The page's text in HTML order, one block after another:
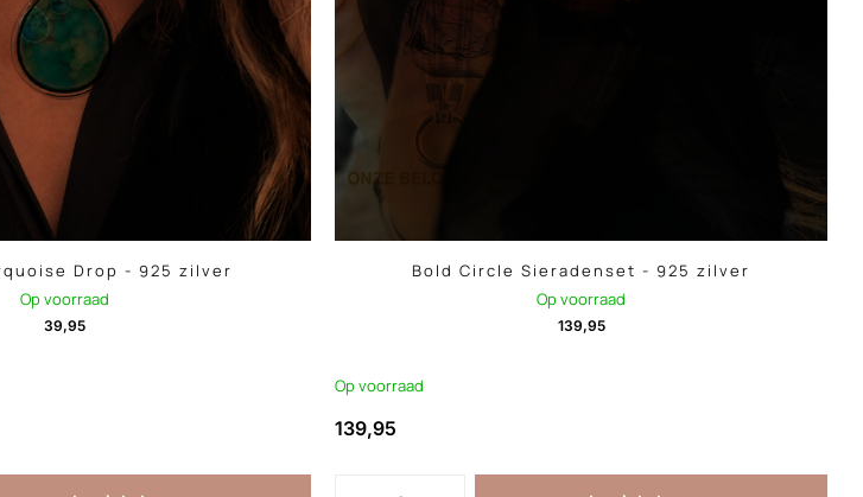
Drop - 925 zilver
Op voorraad
39,95
Bold Circle Sieradenset - 925 zilver
Op voorraad
139,95
Op voorraad
139,95